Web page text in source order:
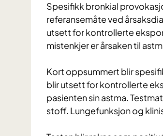
Spesifikk bronkial
referansemåte ved
utsett for kontrollerte
mistenkjer er årsaken til
Kort oppsummert blir
blir utsett for kontrollerte
pasienten sin astma.
stoff. Lungefunksjon og